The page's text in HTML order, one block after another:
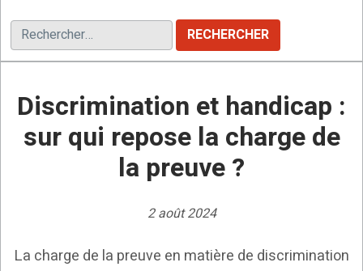
Rechercher :
Discrimination et handicap :
sur qui repose la charge de
la preuve ?
2 août 2024
La charge de la preuve en matière de discrimination